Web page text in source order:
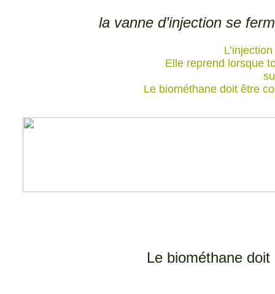
la vanne d’injection se
Elle reprend lorsque
Le biométhane doit être
Le biométhane